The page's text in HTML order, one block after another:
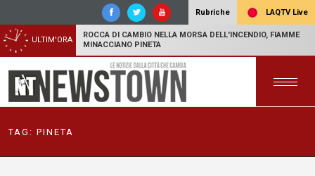
Rubriche LAQTV Live
ULTIM'ORA
ROCCA DI CAMBIO NELLA MORSA DELL'INCENDIO, FIAMME
MINACCIANO PINETA
TAG: PINETA